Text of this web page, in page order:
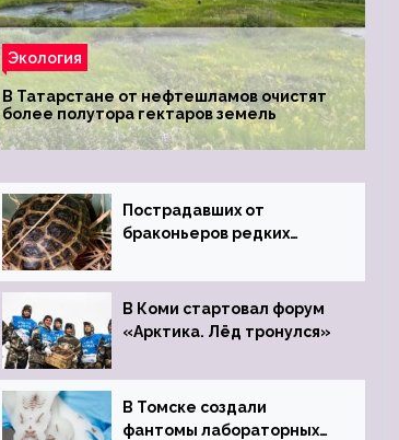
Экология
В Татарстане от нефтешламов очистят
более полутора гектаров земель
Пострадавших от
браконьеров редких
Ростовский зоопарк
В Коми стартовал форум
«Арктика. Лёд тронулся»
В Томске создали
фантомы лабораторных